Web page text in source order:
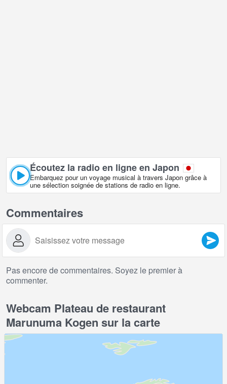
Écoutez la radio en ligne en Japon
Embarquez pour un voyage musical à travers Japon grâce à
une sélection soignée de stations de radio en ligne.
Commentaires
Pas encore de commentaires. Soyez le premier à
commenter.
Webcam Plateau de restaurant
Marunuma Kogen sur la carte